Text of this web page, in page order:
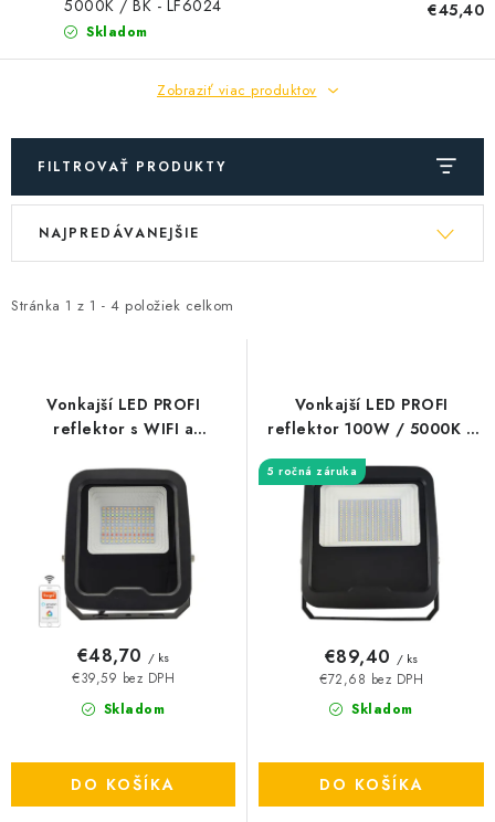
OBCHODNÉ PODMIENKY
O NÁS - MEGALED & JANTON ZÁKAMENNÉ
Zľavy pre profíkov
5000K / BK - LF6024
Skladom
€45,40
Zobraziť viac produktov
FILTROVAŤ PRODUKTY
V
i
Stránka 1 z 1 - 4 položiek celkom
R
e
NAJPREDÁVANEJŠIE
Vonkajší LED PROFI
reflektor s WIFI a
- 6500K + RGB / BK -
LF6033W
Skladom
€39,59 bez DPH
€48,70 / ks
DO KOŠÍKA
Vonkajší LED PROFI
reflektor 100W / 5000K /
BK - LF6025
5 ročná záruka
Skladom
€72,68 bez DPH
€89,40 / ks
DO KOŠÍKA